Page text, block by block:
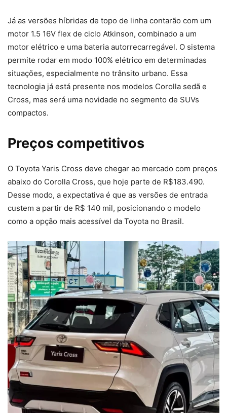
Já as versões híbridas de topo de linha contarão com um
motor 1.5 16V flex de ciclo Atkinson, combinado a um
motor elétrico e uma bateria autorrecarregável. O sistema
permite rodar em modo 100% elétrico em determinadas
situações, especialmente no trânsito urbano. Essa
tecnologia já está presente nos modelos Corolla sedã e
Cross, mas será uma novidade no segmento de SUVs
compactos.
Preços competitivos
O Toyota Yaris Cross deve chegar ao mercado com preços
abaixo do Corolla Cross, que hoje parte de R$183.490.
Desse modo, a expectativa é que as versões de entrada
custem a partir de R$ 140 mil, posicionando o modelo
como a opção mais acessível da Toyota no Brasil.